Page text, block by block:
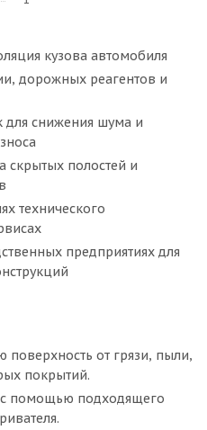
кузова автомобиля
дорожных реагентов и
для снижения шума и
скрытых полостей и
технического
предприятиях для
поверхность от грязи, пыли,
покрытий.
с помощью подходящего